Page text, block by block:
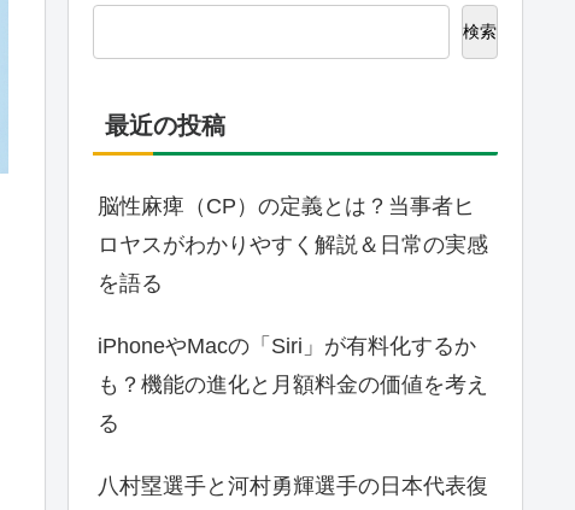
検索
最近の投稿
脳性麻痺（CP）の定義とは？当事者ヒ
ロヤスがわかりやすく解説＆日常の実感
を語る
iPhoneやMacの「Siri」が有料化するか
も？機能の進化と月額料金の価値を考え
る
八村塁選手と河村勇輝選手の日本代表復